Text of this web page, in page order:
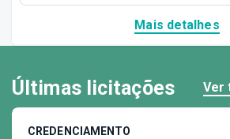
Mais detalhes
Últimas licitações Ver
CREDENCIAMENTO